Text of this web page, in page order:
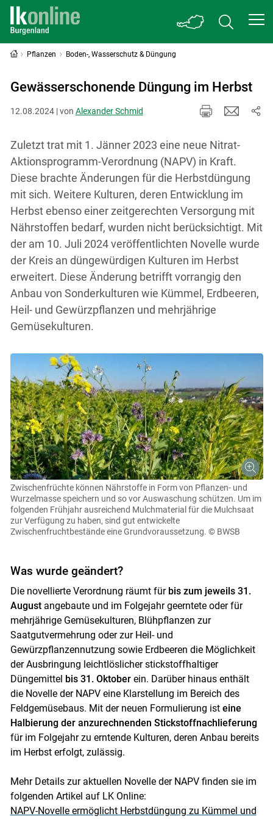
Pflanzen Boden-, Wasserschutz & Düngung
Gewässerschonende Düngung im Herbst
12.08.2024 | von Alexander Schmid
Zuletzt trat mit 1. Jänner 2023 eine neue Nitrat-
Aktionsprogramm-Verordnung (NAPV) in Kraft.
Diese brachte Änderungen für die Herbstdüngung
mit sich. Weitere Kulturen, deren Entwicklung im
Herbst ebenso einer zeitgerechten Versorgung mit
Nährstoffen bedarf, wurden nicht berücksichtigt. Mit
der am 10. Juli 2024 veröffentlichten Novelle wurde
der Kreis an düngewürdigen Kulturen im Herbst
erweitert. Diese Änderung betrifft vorrangig den
Anbau von Sonderkulturen wie Kümmel, Erdbeeren,
Heil- und Gewürzpflanzen und mehrjährige
Gemüsekulturen.
Zwischenfrüchte können Nährstoffe in Form von Pflanzen- und
Wurzelmasse speichern und so vor Auswaschung schützen. Um im
folgenden Frühjahr ausreichend Mulchmaterial für die Mulchsaat
zur Verfügung zu haben, sind gut entwickelte
Zwischenfruchtbestände eine Grundvoraussetzung. © BWSB
Was wurde geändert?
Die novellierte Verordnung räumt für bis zum jeweils 31.
August angebaute und im Folgejahr geerntete oder für
mehrjährige Gemüsekulturen, Blühpflanzen zur
Saatgutvermehrung oder zur Heil- und
Gewürzpflanzennutzung sowie Erdbeeren die Möglichkeit
der Ausbringung leichtlöslicher stickstoffhaltiger
Düngemittel bis 31. Oktoberein. Darüber hinaus enthält
die Novelle der NAPV eine Klarstellung im Bereich des
Feldgemüsebaus. Mit der neuen Formulierung ist eine
Halbierung der anzurechnenden Stickstoffnachlieferung
für im Folgejahr zu erntende Kulturen, deren Anbau bereits
im Herbst erfolgt, zulässig.
Mehr Details zur aktuellen Novelle der NAPV finden sie im
folgenden Artikel auf LK Online:
NAPV-Novelle ermöglicht Herbstdüngung zu Kümmel und